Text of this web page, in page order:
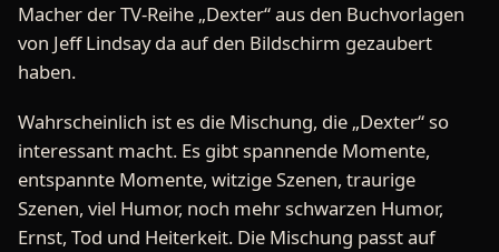
Macher der TV-Reihe „Dexter“ aus den Buchvorlagen
von Jeff Lindsay da auf den Bildschirm gezaubert
haben.
Wahrscheinlich ist es die Mischung, die „Dexter“ so
interessant macht. Es gibt spannende Momente,
entspannte Momente, witzige Szenen, traurige
Szenen, viel Humor, noch mehr schwarzen Humor,
Ernst, Tod und Heiterkeit. Die Mischung passt auf